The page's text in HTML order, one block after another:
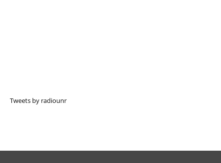
Tweets by radiounr